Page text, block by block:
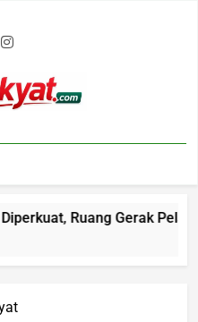
Ruang Gerak Pelaku